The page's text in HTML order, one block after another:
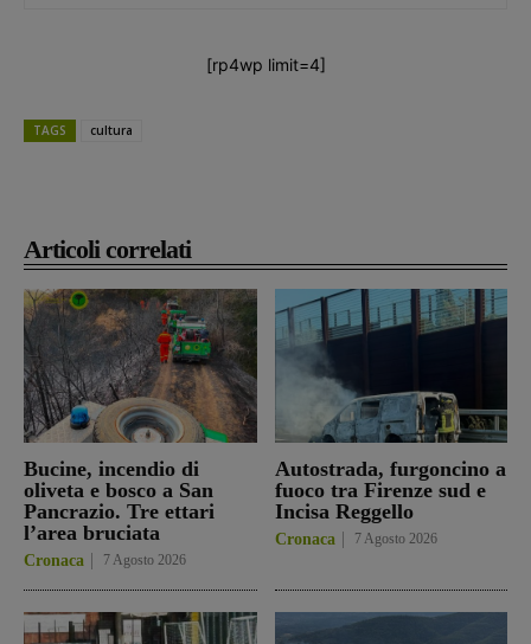
Articoli correlati
Bucine, incendio di
oliveta e bosco a San
Pancrazio. Tre ettari
l’area bruciata
Cronaca 7 Agosto 2026
Autostrada, furgoncino a
fuoco tra Firenze sud e
Incisa Reggello
Cronaca 7 Agosto 2026
[rp4wp limit=4]
TAGS cultura